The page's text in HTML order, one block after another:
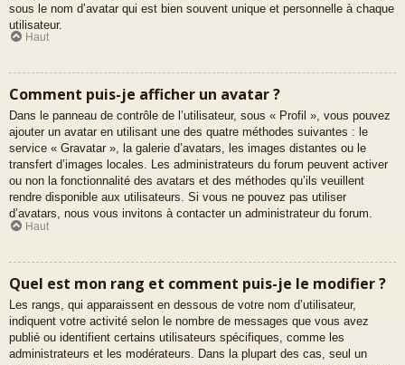
sous le nom d’avatar qui est bien souvent unique et personnelle à chaque
utilisateur.
Haut
Comment puis-je afficher un avatar ?
Dans le panneau de contrôle de l’utilisateur, sous « Profil », vous pouvez
ajouter un avatar en utilisant une des quatre méthodes suivantes : le
service « Gravatar », la galerie d’avatars, les images distantes ou le
transfert d’images locales. Les administrateurs du forum peuvent activer
ou non la fonctionnalité des avatars et des méthodes qu’ils veuillent
rendre disponible aux utilisateurs. Si vous ne pouvez pas utiliser
d’avatars, nous vous invitons à contacter un administrateur du forum.
Haut
Quel est mon rang et comment puis-je le modifier ?
Les rangs, qui apparaissent en dessous de votre nom d’utilisateur,
indiquent votre activité selon le nombre de messages que vous avez
publié ou identifient certains utilisateurs spécifiques, comme les
administrateurs et les modérateurs. Dans la plupart des cas, seul un